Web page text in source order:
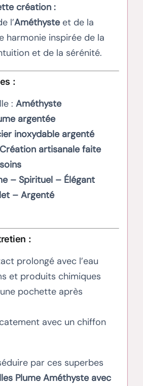
création :
l’Améthysteet de la
harmonie inspirée de la
et de la sérénité.
:
:Améthyste
argentée
inoxydable argenté
Création artisanale faite
– Spirituel – Élégant
– Argenté
:
prolongé avec l’eau
et produits chimiques
pochette après
avec un chiffon
par ces superbes
Plume Améthyste avec